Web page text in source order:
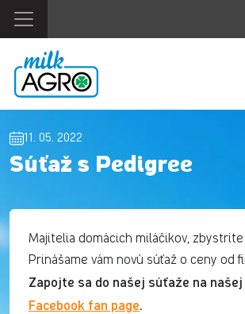
11. 05. 2022
Súťaž s Pedigree
Majitelia domácich miláčikov,
Prinášame vám novú súťaž o ceny od
Zapojte sa do našej súťaže na našej
Facebook fan page.